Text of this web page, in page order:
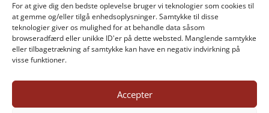
For at give dig den bedste oplevelse bruger vi teknologier som cookies til
at gemme og/eller tilgå enhedsoplysninger. Samtykke til disse
teknologier giver os mulighed for at behandle data såsom
browseradfærd eller unikke ID'er på dette websted. Manglende samtykke
eller tilbagetrækning af samtykke kan have en negativ indvirkning på
visse funktioner.
Accepter
Donér til Inges Kattehjem
DONÉR